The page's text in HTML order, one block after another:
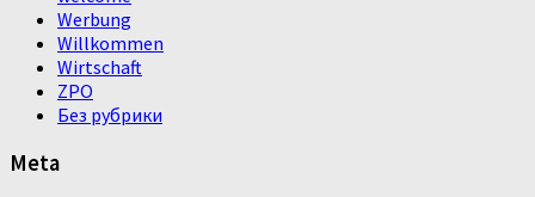
Werbung
Willkommen
Wirtschaft
ZPO
Без рубрики
Meta